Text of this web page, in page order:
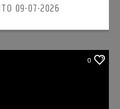
09-07-2026
0